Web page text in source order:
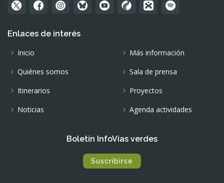
Enlaces de interés
Inicio
Quiénes somos
Itinerarios
Noticias
Más información
Sala de prensa
Proyectos
Agenda actividades
Boletín InfoVías verdes
Suscribirse